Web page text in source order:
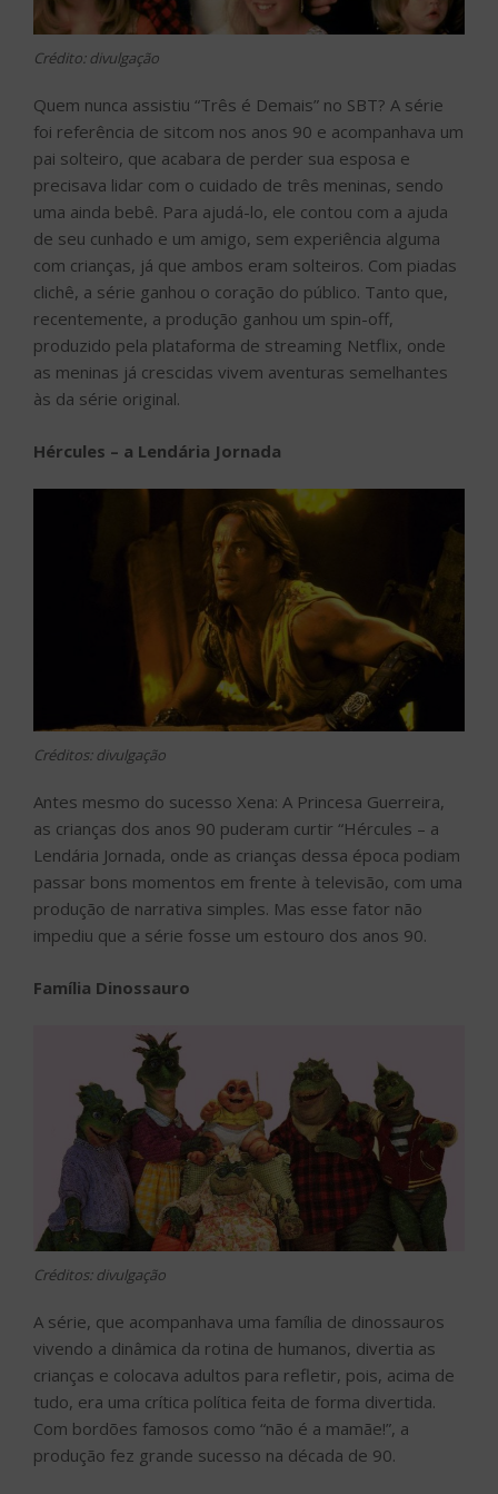
Crédito: divulgação
Quem nunca assistiu “Três é Demais” no SBT? A série
foi referência de sitcom nos anos 90 e acompanhava um
pai solteiro, que acabara de perder sua esposa e
precisava lidar com o cuidado de três meninas, sendo
uma ainda bebê. Para ajudá-lo, ele contou com a ajuda
de seu cunhado e um amigo, sem experiência alguma
com crianças, já que ambos eram solteiros. Com piadas
clichê, a série ganhou o coração do público. Tanto que,
recentemente, a produção ganhou um spin-off,
produzido pela plataforma de streaming Netflix, onde
as meninas já crescidas vivem aventuras semelhantes
às da série original.
Hércules – a Lendária Jornada
Créditos: divulgação
Antes mesmo do sucesso Xena: A Princesa Guerreira,
as crianças dos anos 90 puderam curtir “Hércules – a
Lendária Jornada, onde as crianças dessa época podiam
passar bons momentos em frente à televisão, com uma
produção de narrativa simples. Mas esse fator não
impediu que a série fosse um estouro dos anos 90.
Família Dinossauro
Créditos: divulgação
A série, que acompanhava uma família de dinossauros
vivendo a dinâmica da rotina de humanos, divertia as
crianças e colocava adultos para refletir, pois, acima de
tudo, era uma crítica política feita de forma divertida.
Com bordões famosos como “não é a mamãe!”, a
produção fez grande sucesso na década de 90.